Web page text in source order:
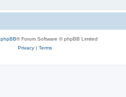
phpBB® Forum Software © phpBB Limited
Privacy| Terms